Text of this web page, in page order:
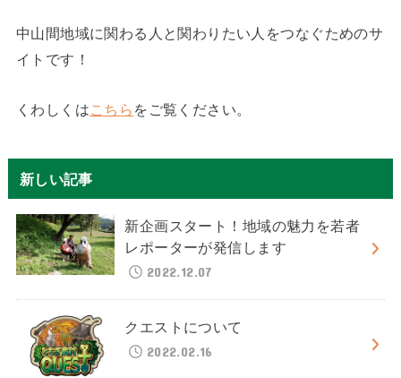
中山間地域に関わる人と関わりたい人をつなぐためのサ
イトです！
くわしくはこちらをご覧ください。
新しい記事
新企画スタート！地域の魅力を若者
レポーターが発信します
2022.12.07
クエストについて
2022.02.16